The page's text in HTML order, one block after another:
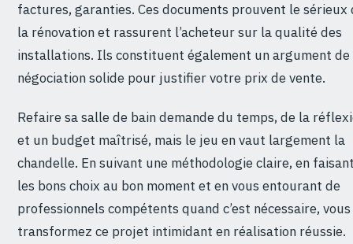
factures, garanties. Ces documents prouvent le sérieux
la rénovation et rassurent l’acheteur sur la qualité des
installations. Ils constituent également un argument de
négociation solide pour justifier votre prix de vente.
Refaire sa salle de bain demande du temps, de la
et un budget maîtrisé, mais le jeu en vaut largement la
chandelle. En suivant une méthodologie claire, en
les bons choix au bon moment et en vous entourant de
professionnels compétents quand c’est nécessaire, vous
transformez ce projet intimidant en réalisation réussie.